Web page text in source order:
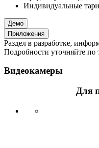
Индивидуальные
Демо
Приложения
Раздел в разработке,
Подробности уточняйте по
Видеокамеры
Для